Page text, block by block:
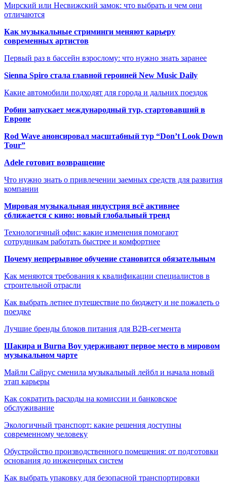
Мирский или Несвижский замок: что выбрать и чем они
отличаются
Как музыкальные стриминги меняют карьеру
современных артистов
Первый раз в бассейн взрослому: что нужно знать заранее
Sienna Spiro стала главной героиней New Music Daily
Какие автомобили подходят для города и дальних поездок
Робин запускает международный тур, стартовавший в
Европе
Rod Wave анонсировал масштабный тур “Don’t Look Down
Tour”
Adele готовит возвращение
Что нужно знать о привлечении заемных средств для развития
компании
Мировая музыкальная индустрия всё активнее
сближается с кино: новый глобальный тренд
Технологичный офис: какие изменения помогают
сотрудникам работать быстрее и комфортнее
Почему непрерывное обучение становится обязательным
Как меняются требования к квалификации специалистов в
строительной отрасли
Как выбрать летнее путешествие по бюджету и не пожалеть о
поездке
Лучшие бренды блоков питания для B2B-сегмента
Шакира и Burna Boy удерживают первое место в мировом
музыкальном чарте
Майли Сайрус сменила музыкальный лейбл и начала новый
этап карьеры
Как сократить расходы на комиссии и банковское
обслуживание
Экологичный транспорт: какие решения доступны
современному человеку
Обустройство производственного помещения: от подготовки
основания до инженерных систем
Как выбрать упаковку для безопасной транспортировки